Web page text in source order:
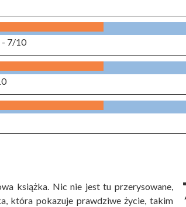
- 7/10
książka. Nic nie jest tu przerysowane,
która pokazuje prawdziwe życie, takim